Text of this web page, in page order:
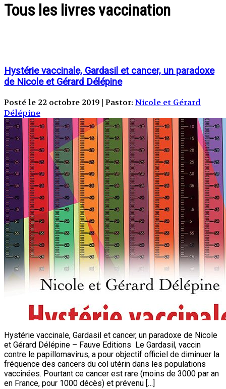
Tous les livres vaccination
Hystérie vaccinale, Gardasil et cancer, un paradoxe
de Nicole et Gérard Délépine
Posté le 22 octobre 2019 | Pastor: Nicole et Gérard
Délépine
Hystérie vaccinale, Gardasil et cancer, un paradoxe de Nicole
et Gérard Délépine – Fauve Editions Le Gardasil, vaccin
contre le papillomavirus, a pour objectif officiel de diminuer la
fréquence des cancers du col utérin dans les populations
vaccinées. Pourtant ce cancer est rare (moins de 3000 par an
en France, pour 1000 décès) et prévenu […]